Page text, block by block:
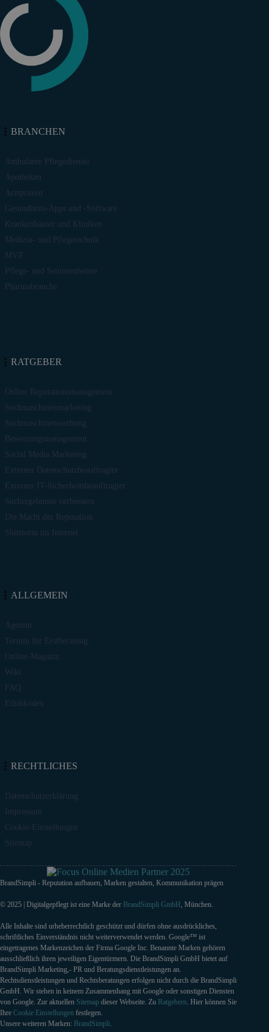
BRANCHEN
Ambulante Pflegedienste
Apotheken
Arztpraxen
Gesundheits-Apps und -Software
Krankenhäuser und Kliniken
Medizin- und Pflegetechnik
MVZ
Pflege- und Seniorenheime
Pharmabranche
RATGEBER
Online Reputationsmanagement
Suchmaschinenmarketing
Suchmaschinenwerbung
Bewertungsmanagement
Social Media Marketing
Externer Datenschutzbeauftragter
Externer IT-Sicherheitsbeauftragter
Suchergebnisse verbessern
Die Macht der Reputation
Shitstorm im Internet
ALLGEMEIN
Agentur
Termin für Erstberatung
Online-Magazin
Wiki
FAQ
Ethikkodex
RECHTLICHES
Datenschutzerklärung
Impressum
Cookie-Einstellungen
Sitemap
BrandSimpli - Reputation aufbauen, Marken gestalten, Kommunikation prägen
© 2025 | Digitalgepflegt ist eine Marke der BrandSimpli GmbH , München.
Alle Inhalte sind urheberrechtlich geschützt und dürfen ohne ausdrückliches,
schriftliches Einverständnis nicht weiterverwendet werden. Google™ ist
eingetragenes Markenzeichen der Firma Google Inc. Benannte Marken gehören
ausschließlich ihren jeweiligen Eigentürmern. Die BrandSimpli GmbH bietet auf
BrandSimpli Marketing,- PR und Beratungsdienstleistungen an.
Rechtsdienstleistungen und Rechtsberatungen erfolgen nicht durch die BrandSimpli
GmbH. Wir stehen in keinem Zusammenhang mit Google oder sonstigen Diensten
von Google. Zur aktuellen Sitemap dieser Webseite. Zu Ratgebern. Hier können Sie
Ihre Cookie Einstellungen festlegen.
Unsere weiteren Marken: BrandSimpli.